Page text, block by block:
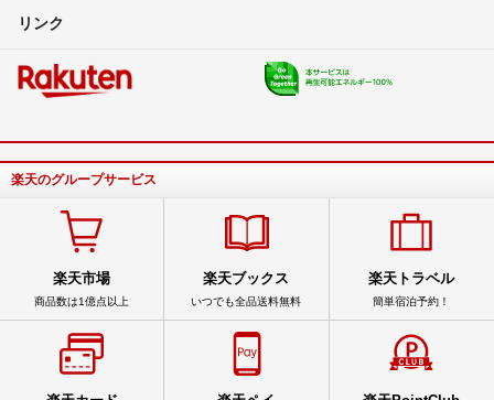
リンク
楽天のグループサービス
楽天市場
商品数は1億点以上
楽天ブックス
いつでも全品送料無料
楽天トラベル
簡単宿泊予約！